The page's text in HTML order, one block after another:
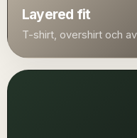
Layered fit
T-shirt, overshirt och